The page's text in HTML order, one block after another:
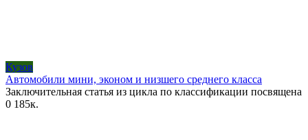
Кузов
Автомобили мини, эконом и низшего среднего класса
Заключительная статья из цикла по классификации посвящена
0 185к.